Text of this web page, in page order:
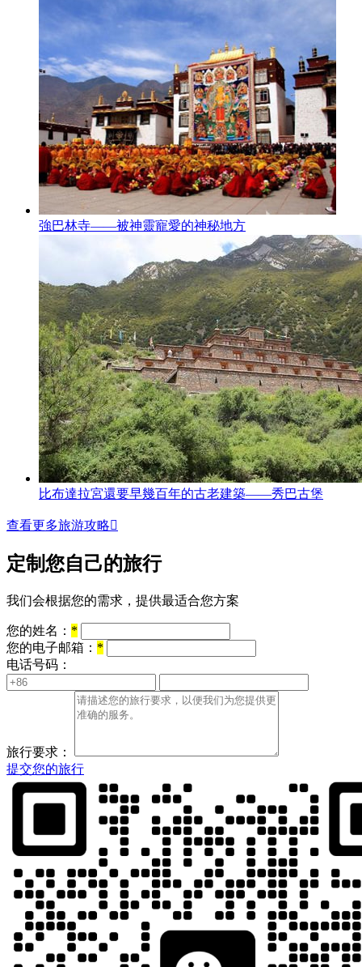
強巴林寺——被神靈寵愛的神秘地方
比布達拉宮還要早幾百年的古老建築——秀巴古堡
查看更多旅游攻略
定制您自己的旅行
我们会根据您的需求，提供最适合您方案
您的姓名： *
您的电子邮箱： *
电话号码：
旅行要求：
提交您的旅行